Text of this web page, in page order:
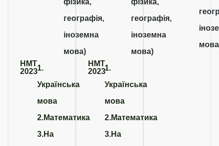
географія,
іноземна
мова)
НМТ
20231.
Українська
мова
2.Математика
3.На
географія,
іноземна
мова)
НМТ
20231.
Українська
мова
2.Математика
3.На